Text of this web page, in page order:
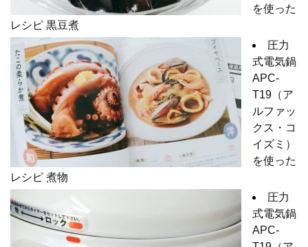
を使った
レシピ 黒豆煮
圧力
式電気鍋
APC-
T19（ア
ルファッ
クス・コ
イズミ）
を使った
レシピ 煮物
圧力
式電気鍋
APC-